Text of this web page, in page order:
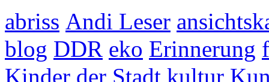
abriss Andi Leser
blog DDR eko Erinnerung
Kinder der Stadt kultur